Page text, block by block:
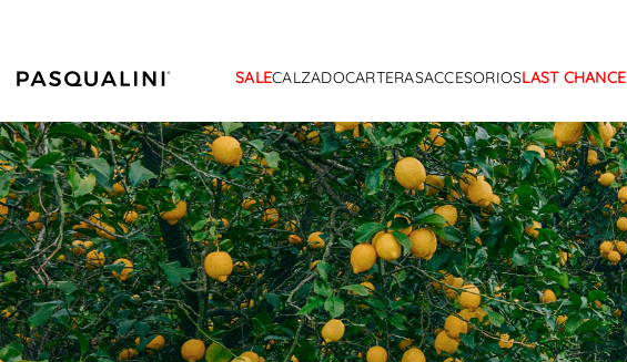
SALECALZADOCARTERASACCESORIOSLAST CHANCE